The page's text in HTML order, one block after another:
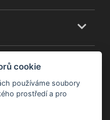
cookie
používáme soubory
prostředí a pro